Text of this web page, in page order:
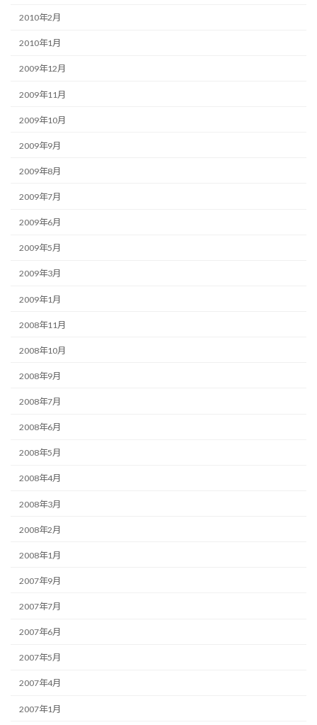
2010年2月
2010年1月
2009年12月
2009年11月
2009年10月
2009年9月
2009年8月
2009年7月
2009年6月
2009年5月
2009年3月
2009年1月
2008年11月
2008年10月
2008年9月
2008年7月
2008年6月
2008年5月
2008年4月
2008年3月
2008年2月
2008年1月
2007年9月
2007年7月
2007年6月
2007年5月
2007年4月
2007年1月